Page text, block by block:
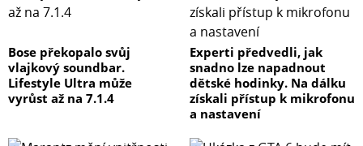
Bose překopalo svůj
vlajkový soundbar.
Lifestyle Ultra může
vyrůst až na 7.1.4
Experti předvedli, jak
snadno lze napadnout
dětské hodinky. Na dálku
získali přístup k mikrofonu
a nastavení